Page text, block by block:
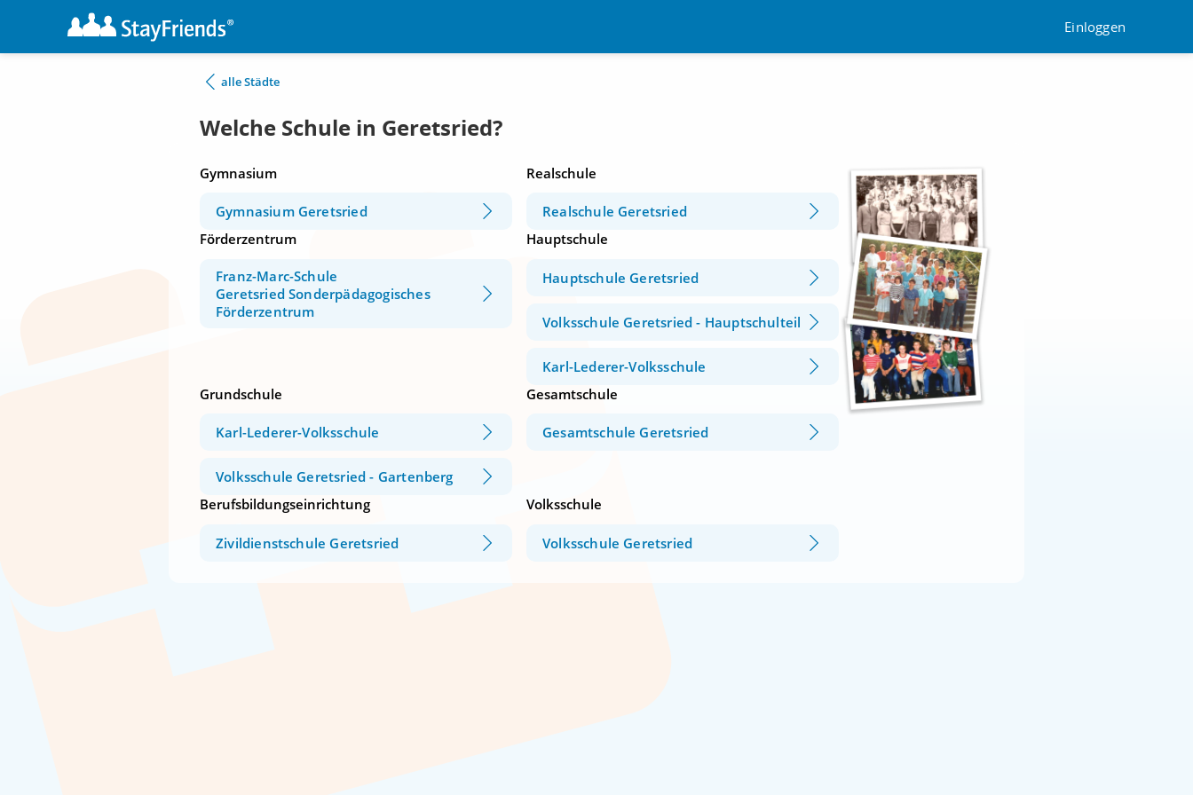
Einloggen
alle Städte
Welche Schule in Geretsried?
Gymnasium
Gymnasium Geretsried
Realschule
Realschule Geretsried
Förderzentrum
Franz-Marc-Schule
Geretsried Sonderpädagogisches
Förderzentrum
Hauptschule
Hauptschule Geretsried
Volksschule Geretsried - Hauptschulteil
Karl-Lederer-Volksschule
Grundschule
Karl-Lederer-Volksschule
Volksschule Geretsried - Gartenberg
Gesamtschule
Gesamtschule Geretsried
Berufsbildungseinrichtung
Zivildienstschule Geretsried
Volksschule
Volksschule Geretsried